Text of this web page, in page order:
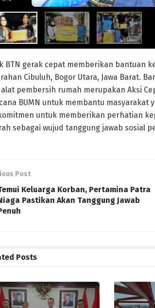
BTN gerak cepat memberikan bantuan
Cibuluh, Bogor Utara, Jawa Barat.
pembersih rumah merupakan Aksi
BUMN untuk membantu masyarakat
untuk memberikan perhatian
sebagai wujud tanggung jawab sosial
Post
Keluarga Korban, Pertamina Patra
Pastikan Akan Tanggung Jawab
Posts